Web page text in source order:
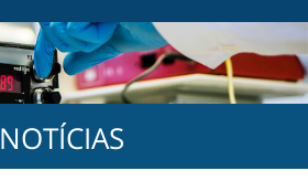
NOTÍCIAS